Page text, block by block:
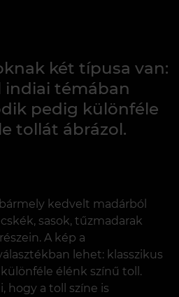
két típusa van:
indiai témában
pedig különféle
tollát ​​ábrázol.
kedvelt madárból
sasok, tűzmadarak
A kép a
lehet: klasszikus
élénk színű toll.
hogy a toll színe is